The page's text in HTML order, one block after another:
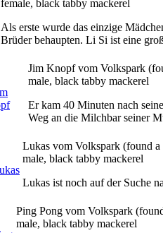
female, black tabby mackerel
Als erste wurde das einzige
Brüder behaupten. Li Si ist eine
Jim Knopf vom Volkspark (
male, black tabby mackerel
Er kam 40 Minuten nach
Weg an die Milchbar seiner
Lukas vom Volkspark (found a
male, black tabby mackerel
Lukas ist noch auf der Suche
Ping Pong vom Volkspark (
male, black tabby mackerel